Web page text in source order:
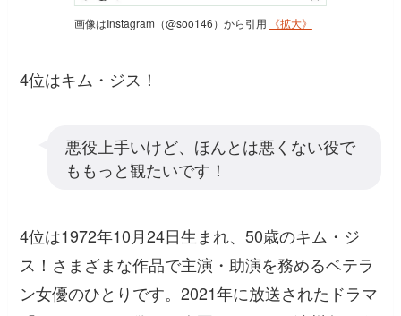
画像はInstagram（@soo146）から引用 《拡大》
4位はキム・ジス！
悪役上手いけど、ほんとは悪くない役で
ももっと観たいです！
4位は1972年10月24日生まれ、50歳のキム・ジ
ス！さまざまな作品で主演・助演を務めるベテラ
ン女優のひとりです。2021年に放送されたドラマ